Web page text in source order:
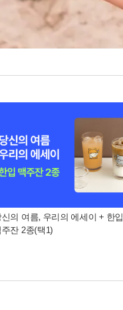
신의 여름, 우리의 에세이 + 한입
주잔 2종(택1)